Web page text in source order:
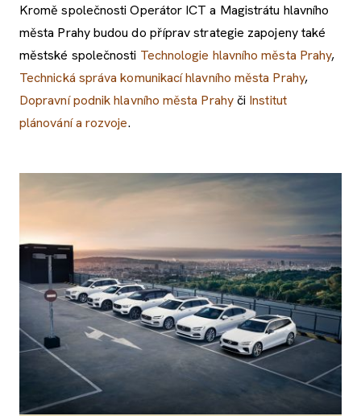
Kromě společnosti Operátor ICT a Magistrátu hlavního
města Prahy budou do příprav strategie zapojeny také
městské společnosti Technologie hlavního města Prahy,
Technická správa komunikací hlavního města Prahy,
Dopravní podnik hlavního města Prahyči Institut
plánování a rozvoje.